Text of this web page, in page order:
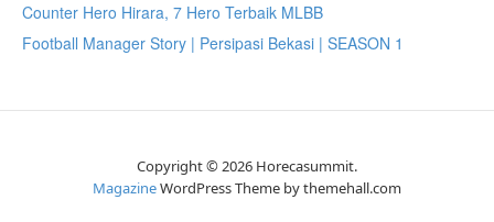
Counter Hero Hirara, 7 Hero Terbaik MLBB
Football Manager Story | Persipasi Bekasi | SEASON 1
Copyright © 2026 Horecasummit.
MagazineWordPress Theme by themehall.com